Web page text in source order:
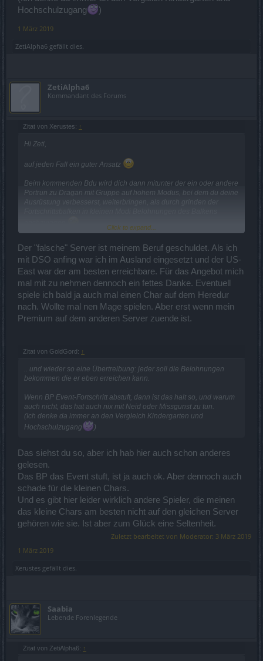
Hochschulzugang
)
1 März 2019
ZetiAlpha6 gefällt dies.
ZetiAlpha6
Kommandant des Forums
Zitat von Xerustes: ↑
Hi Zeti,
auf jeden Fall ein guter Ansatz
Beim kommenden Bdu wird dich dann mitunter der ein oder andere
Portrun zu Dragan mit Gruppe auf hohem Modus, bei dem du deine
Leider bist du ja auf dem "falschen" Server unterwegs
, sonst
hätte man dich jetzt und auch früher schon das ein oder andere mal
mitnehmen können, dann wäre mitunter auch schnell mehr als
qualvoll solo drin.
Xeru
Click to expand...
Der "falsche" Server ist meinem Beruf geschuldet. Als ich
mit DSO anfing war ich im Ausland eingesetzt und der US-
East war der am besten erreichbare. Für das Angebot mich
mal mit zu nehmen dennoch ein fettes Danke. Eventuell
spiele ich bald ja auch mal einen Char auf dem Heredur
nach. Wollte mal nen Mage spielen. Aber erst wenn mein
Premium auf dem anderen Server zuende ist.
Zitat von GoldGord: ↑
.. und wieder so eine Übertreibung: jeder soll die Belohnungen
bekommen die er eben erreichen kann.
Wenn BP Event-Fortschritt abstuft, dann ist das halt so, und warum
auch nicht, das hat auch nix mit Neid oder Missgunst zu tun.
(Ich denke da immer an den Vergleich Kindergarten und
Hochschulzugang
)
Das siehst du so, aber ich hab hier auch schon anderes
gelesen.
Das BP das Event stuft, ist ja auch ok. Aber dennoch auch
schade für die kleinen Chars.
Und es gibt hier leider wirklich andere Spieler, die meinen
das kleine Chars am besten nicht auf den gleichen Server
gehören wie sie. Ist aber zum Glück eine Seltenheit.
Zuletzt bearbeitet von Moderator: 3 März 2019
1 März 2019
Xerustes gefällt dies.
Saabia
Lebende Forenlegende
Zitat von ZetiAlpha6: ↑